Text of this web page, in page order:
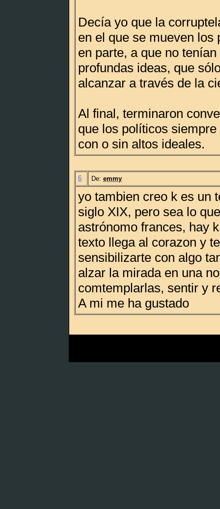
Decía yo que la
en el que se mueven los
en parte, a que no
profundas ideas, que
alcanzar a través de la
Al final, terminaron
que los políticos
con o sin altos ideales.
6 De: emmy
yo tambien creo k es un
siglo XIX, pero sea lo
astrónomo frances, hay
texto llega al corazon y
sensibilizarte con algo
alzar la mirada en una
comtemplarlas, sentir y
A mi me ha gustado